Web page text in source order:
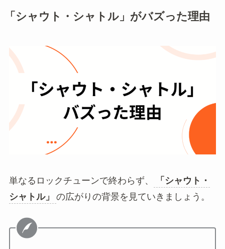
「シャウト・シャトル」がバズった理由
単なるロックチューンで終わらず、
「シャウト・
シャトル」
の広がりの背景を見ていきましょう。